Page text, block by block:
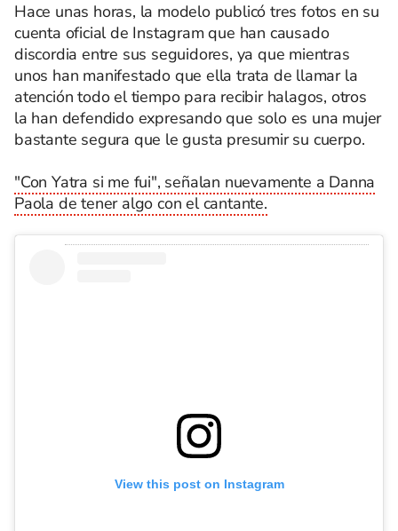
Hace unas horas, la modelo publicó tres fotos en su
cuenta oficial de Instagram que han causado
discordia entre sus seguidores, ya que mientras
unos han manifestado que ella trata de llamar la
atención todo el tiempo para recibir halagos, otros
la han defendido expresando que solo es una mujer
bastante segura que le gusta presumir su cuerpo.
"Con Yatra si me fui", señalan nuevamente a Danna
Paola de tener algo con el cantante.
View this post on Instagram